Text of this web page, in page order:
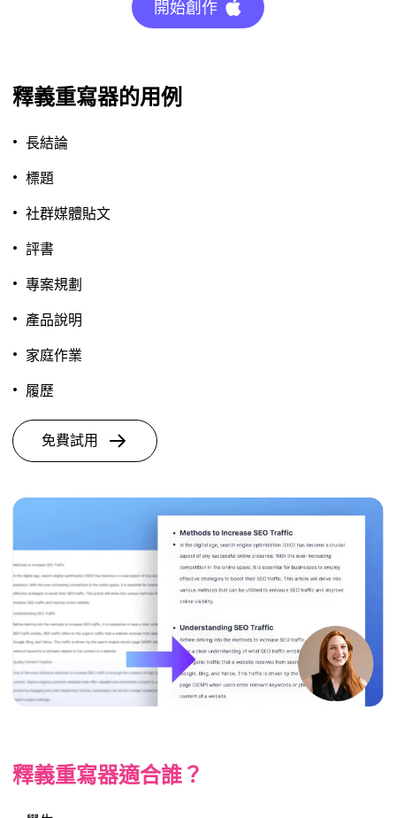
開始創作
釋義重寫器的用例
長結論
標題
社群媒體貼文
評書
專案規劃
產品說明
家庭作業
履歷
免費試用
釋義重寫器適合誰？